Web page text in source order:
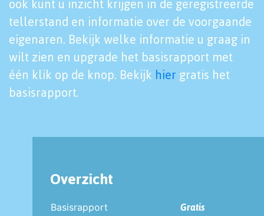
ook kunt u inzicht krijgen in de geregistreerde
tellerstand en informatie over de voorgaande
eigenaren. Bekijk welke informatie u graag in
wilt zien en upgrade het basisrapport met
één klik op de knop. Bekijk hier gratis het
basisrapport.
Overzicht
Basisrapport
Gratis